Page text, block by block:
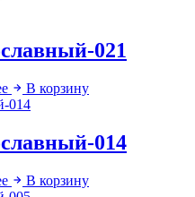
021
В корзину
014
В корзину